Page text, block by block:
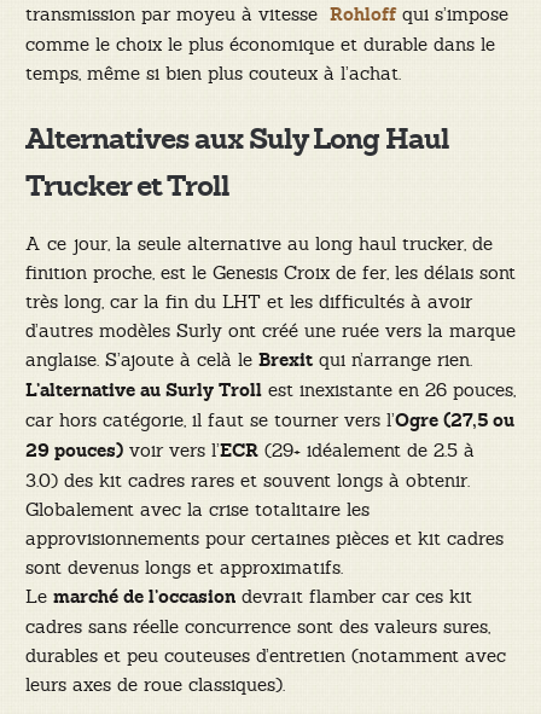
transmission par moyeu à vitesse Rohloffqui s’impose
comme le choix le plus économique et durable dans le
temps, même si bien plus couteux à l’achat.
Alternatives aux Suly Long Haul
Truckeret Troll
A ce jour, la seule alternative au long haul trucker, de
finition proche, est le Genesis Croix de fer, les délais sont
très long, car la fin du LHT et les difficultés à avoir
d’autres modèles Surly ont créé une ruée vers la marque
anglaise. S’ajoute à celà le Brexitqui n’arrange rien.
L’alternative au Surly Trollest inexistante en 26 pouces,
car hors catégorie, il faut se tourner vers l’Ogre (27,5 ou
29 pouces)voir vers l’ECR(29+ idéalement de 2.5 à
3.0) des kit cadres rares et souvent longs à obtenir.
Globalement avec la crise totalitaire les
approvisionnements pour certaines pièces et kit cadres
sont devenus longs et approximatifs.
Le marché de l’occasiondevrait flamber car ces kit
cadres sans réelle concurrence sont des valeurs sures,
durables et peu couteuses d’entretien (notamment avec
leurs axes de roue classiques).